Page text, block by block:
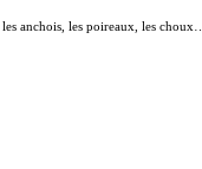
anchois, les poireaux, les choux…